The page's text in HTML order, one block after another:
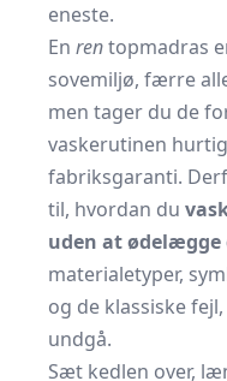
eneste.
En rentopmadras
sovemiljø, færre
men tager du de
vaskerutinen
fabriksgaranti.
til, hvordan du
uden at ødelægge
materialetyper,
og de klassiske
undgå.
Sæt kedlen over,